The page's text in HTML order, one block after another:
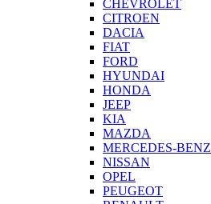
CHEVROLET
CITROEN
DACIA
FIAT
FORD
HYUNDAI
HONDA
JEEP
KIA
MAZDA
MERCEDES-BENZ
NISSAN
OPEL
PEUGEOT